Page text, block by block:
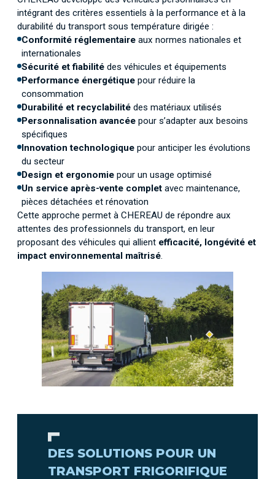
intégrant des critères essentiels à la performance et à la
durabilité du transport sous température dirigée :
Conformité réglementaire aux normes nationales et
internationales
Sécurité et fiabilité des véhicules et équipements
Performance énergétique pour réduire la
consommation
Durabilité et recyclabilité des matériaux utilisés
Personnalisation avancée pour s’adapter aux besoins
spécifiques
Innovation technologique pour anticiper les évolutions
du secteur
Design et ergonomie pour un usage optimisé
Un service après-vente complet avec maintenance,
pièces détachées et rénovation
Cette approche permet à CHEREAU de répondre aux
attentes des professionnels du transport, en leur
proposant des véhicules qui allient efficacité, longévité et
impact environnemental maîtrisé.
DES SOLUTIONS POUR UN
TRANSPORT FRIGORIFIQUE